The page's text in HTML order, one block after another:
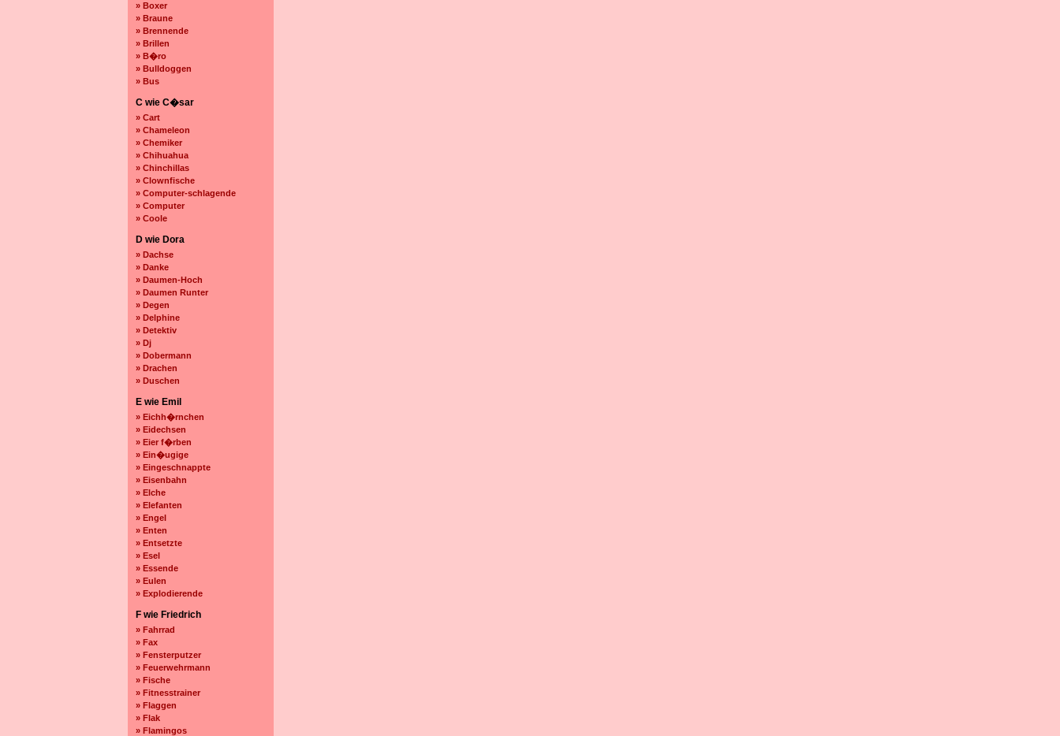
» Boxer
» Braune
» Brennende
» Brillen
» B�ro
» Bulldoggen
» Bus
C wie C�sar
» Cart
» Chameleon
» Chemiker
» Chihuahua
» Chinchillas
» Clownfische
» Computer-schlagende
» Computer
» Coole
D wie Dora
» Dachse
» Danke
» Daumen-Hoch
» Daumen Runter
» Degen
» Delphine
» Detektiv
» Dj
» Dobermann
» Drachen
» Duschen
E wie Emil
» Eichh�rnchen
» Eidechsen
» Eier f�rben
» Ein�ugige
» Eingeschnappte
» Eisenbahn
» Elche
» Elefanten
» Engel
» Enten
» Entsetzte
» Esel
» Essende
» Eulen
» Explodierende
F wie Friedrich
» Fahrrad
» Fax
» Fensterputzer
» Feuerwehrmann
» Fische
» Fitnesstrainer
» Flaggen
» Flak
» Flamingos